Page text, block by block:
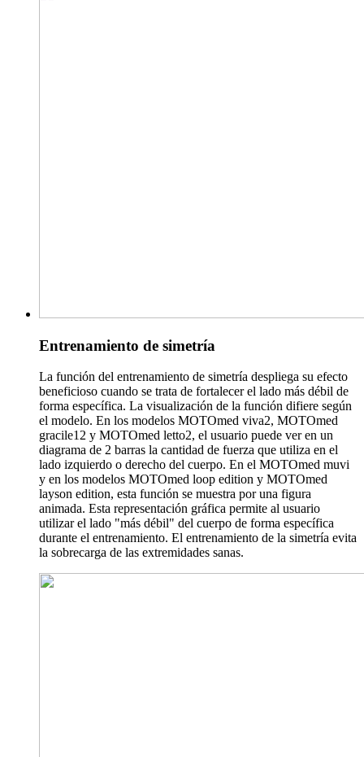
Entrenamiento de simetría
La función del entrenamiento de simetría despliega su efecto
beneficioso cuando se trata de fortalecer el lado más débil de
forma específica. La visualización de la función difiere según
el modelo. En los modelos MOTOmed viva2, MOTOmed
gracile12 y MOTOmed letto2, el usuario puede ver en un
diagrama de 2 barras la cantidad de fuerza que utiliza en el
lado izquierdo o derecho del cuerpo. En el MOTOmed muvi
y en los modelos MOTOmed loop edition y MOTOmed
layson edition, esta función se muestra por una figura
animada. Esta representación gráfica permite al usuario
utilizar el lado "más débil" del cuerpo de forma específica
durante el entrenamiento. El entrenamiento de la simetría evita
la sobrecarga de las extremidades sanas.